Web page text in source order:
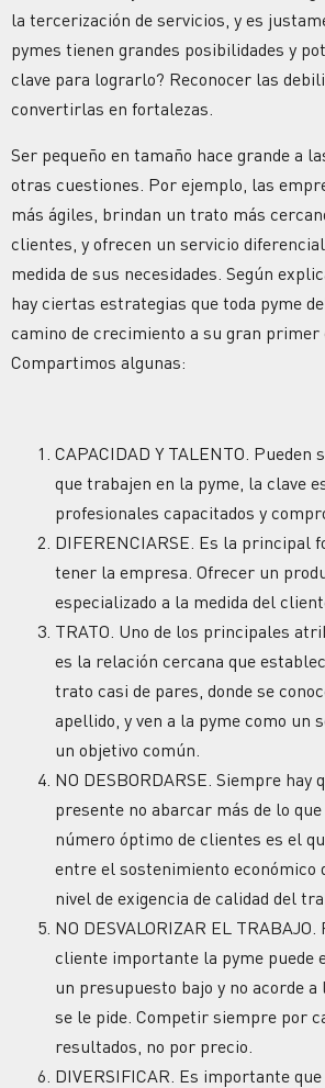
la tercerización de servicios, y es
pymes tienen grandes posibilidades y
clave para lograrlo? Reconocer las
convertirlas en fortalezas.
Ser pequeño en tamaño hace grande a
otras cuestiones. Por ejemplo, las
más ágiles, brindan un trato más
clientes, y ofrecen un servicio
medida de sus necesidades. Según
hay ciertas estrategias que toda pyme
camino de crecimiento a su gran primer
Compartimos algunas:
CAPACIDAD Y TALENTO. Pueden
que trabajen en la pyme, la clave
profesionales capacitados y
DIFERENCIARSE. Es la principal
tener la empresa. Ofrecer un
especializado a la medida del
TRATO. Uno de los principales
es la relación cercana que
trato casi de pares, donde se
apellido, y ven a la pyme como un
un objetivo común.
NO DESBORDARSE. Siempre hay
presente no abarcar más de lo
número óptimo de clientes es el
entre el sostenimiento económico
nivel de exigencia de calidad del
NO DESVALORIZAR EL
cliente importante la pyme puede
un presupuesto bajo y no acorde a
se le pide. Competir siempre por
resultados, no por precio.
DIVERSIFICAR. Es importante